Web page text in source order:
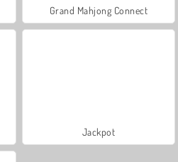
Grand Mahjong Connect
Jackpot